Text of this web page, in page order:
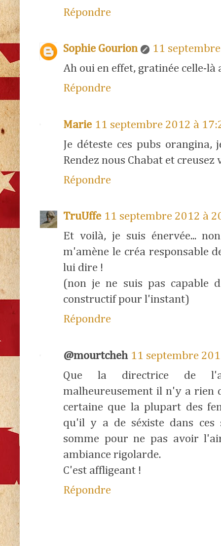
Répondre
Sophie Gourion
11
Ah oui en effet, gratinée celle-là
Répondre
Marie 11 septembre 2012 à
Je déteste ces pubs orangina,
Rendez nous Chabat et creusez
Répondre
TruUffe 11 septembre 2012 à
Et voilà, je suis énervée...
m'amène le créa responsable
lui dire !
(non je ne suis pas capable
constructif pour l'instant)
Répondre
@mourtcheh 11 septembre
Que la directrice de
malheureusement il n'y a rien
certaine que la plupart des
qu'il y a de séxiste dans ces
somme pour ne pas avoir
ambiance rigolarde.
C'est affligeant !
Répondre